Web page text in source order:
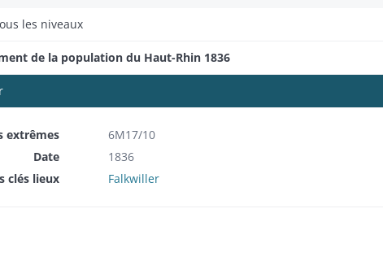
les niveaux
de la population du Haut-Rhin 1836
extrêmes
6M17/10
Date
1836
clés lieux
Falkwiller